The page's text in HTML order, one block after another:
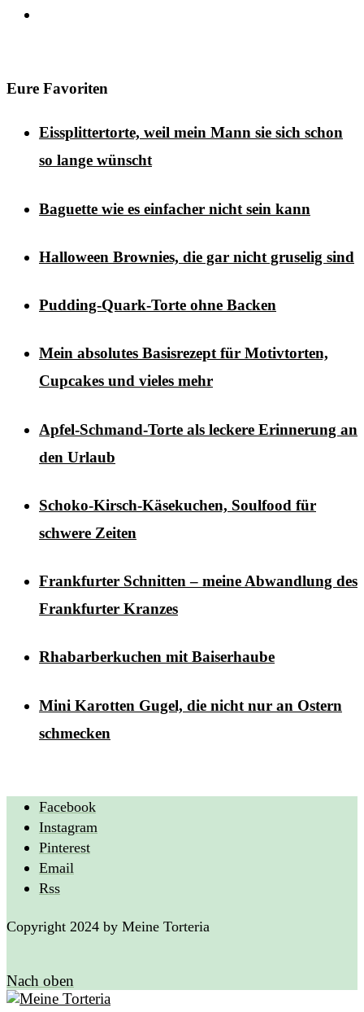
Eure Favoriten
Eissplittertorte, weil mein Mann sie sich schon
so lange wünscht
Baguette wie es einfacher nicht sein kann
Halloween Brownies, die gar nicht gruselig sind
Pudding-Quark-Torte ohne Backen
Mein absolutes Basisrezept für Motivtorten,
Cupcakes und vieles mehr
Apfel-Schmand-Torte als leckere Erinnerung an
den Urlaub
Schoko-Kirsch-Käsekuchen, Soulfood für
schwere Zeiten
Frankfurter Schnitten – meine Abwandlung des
Frankfurter Kranzes
Rhabarberkuchen mit Baiserhaube
Mini Karotten Gugel, die nicht nur an Ostern
schmecken
Facebook
Instagram
Pinterest
Email
Rss
Copyright 2024 by Meine Torteria
Nach oben